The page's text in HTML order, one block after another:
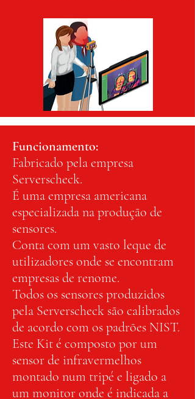
Funcionamento:
Fabricado pela empresa
Serverscheck.
É uma empresa americana
especializada na produção de
sensores.
Conta com um vasto leque de
utilizadores onde se encontram
empresas de renome.
Todos os sensores produzidos
pela Serverscheck são calibrados
de acordo com os padrões NIST.
Este Kit é composto por um
sensor de infravermelhos
montado num tripé e ligado a
um monitor onde é indicada a